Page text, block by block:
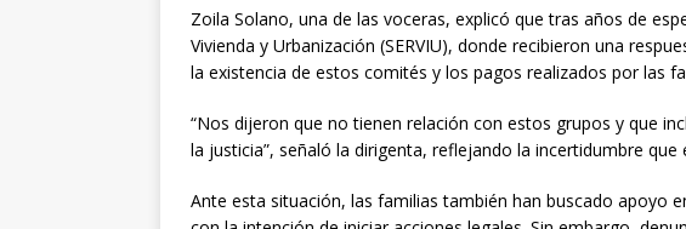
Zoila Solano, una de las voceras, explicó que tras años de
Vivienda y Urbanización (SERVIU), donde recibieron una
la existencia de estos comités y los pagos realizados por las
“Nos dijeron que no tienen relación con estos grupos y que
la justicia”, señaló la dirigenta, reflejando la incertidumbre
Ante esta situación, las familias también han buscado apoyo